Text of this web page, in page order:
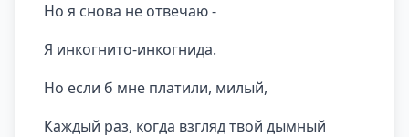
Но я снова не отвечаю -
Я инкогнито-инкогнида.
Но если б мне платили, милый,
Каждый раз, когда взгляд твой дымный